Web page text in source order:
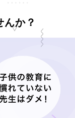
んか？